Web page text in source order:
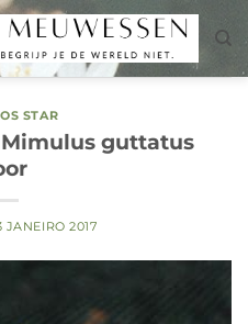
STAR
Mimulus guttatus
JANEIRO 2017